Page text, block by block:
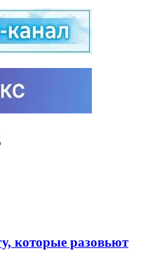
которые разовьют